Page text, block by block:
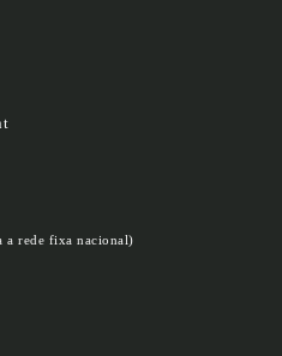
a rede fixa nacional)